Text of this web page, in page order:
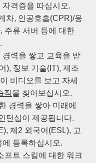
자격증을 따십시오.
차, 인공호흡(CPR)/응
주류 서버 등에 대한
경력을 쌓고 교육을 받
), 정보 기술(IT), 제조
이 비디오를 보고 자세
직을 찾아보십시오.
경력을 쌓아 미래에
턴십이 제공됩니다.
제2 외국어(ESL), 고
등록하십시오.
프트 스킬에 대한 워크